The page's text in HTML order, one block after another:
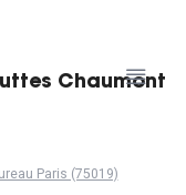
Chaumont
Paris (75019)